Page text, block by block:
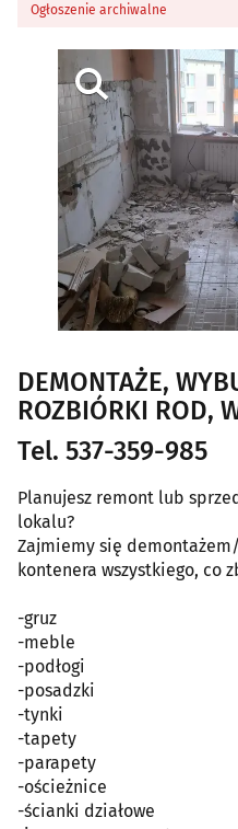
Ogłoszenie archiwalne
DEMONTAŻE,
ROZBIÓRKI ROD,
Tel. 537-359-985
Planujesz remont lub
lokalu?
Zajmiemy się
kontenera wszystkiego, co
-gruz
-meble
-podłogi
-posadzki
-tynki
-tapety
-parapety
-ościeżnice
-ścianki działowe